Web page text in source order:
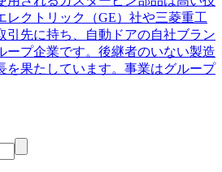
レクトリック（GE）社や三菱重工
引先に持ち、自動ドアの自社ブラン
ープ企業です。後継者のいない製造
を果たしています。事業はグループ